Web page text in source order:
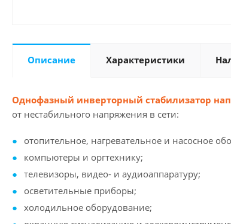
Описание Характеристики
Однофазный инверторный стабилизатор
от нестабильного напряжения в сети:
отопительное, нагревательное и насосное
компьютеры и оргтехнику;
телевизоры, видео- и аудиоаппаратуру;
осветительные приборы;
холодильное оборудование;